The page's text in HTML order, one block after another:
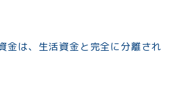
金は、生活資金と完全に分離され